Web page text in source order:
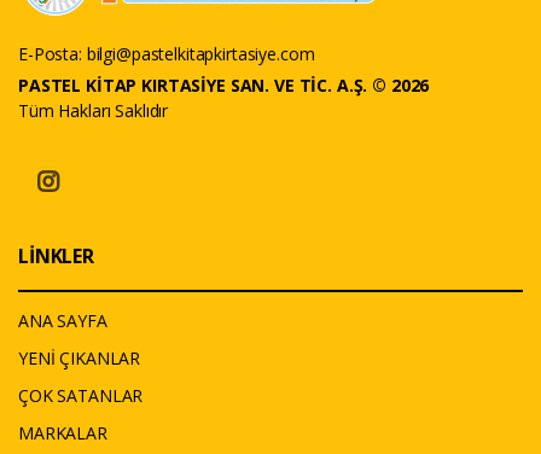
E-Posta: bilgi@pastelkitapkirtasiye.com
PASTEL KİTAP KIRTASİYE SAN. VE TİC. A.Ş. © 2026
Tüm Hakları Saklıdır
LİNKLER
ANA SAYFA
YENİ ÇIKANLAR
ÇOK SATANLAR
MARKALAR